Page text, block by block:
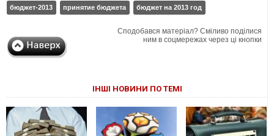
бюджет-2013 принятие бюджета бюджет на 2013 год
Сподобався матеріал? Сміливо поділися
ним в соцмережах через ці кнопки
ІНШІ НОВИНИ ПО ТЕМІ